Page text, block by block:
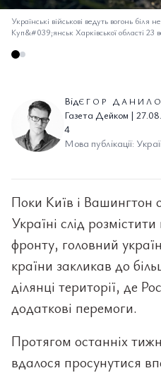
Українські військові ведуть вогонь біля
Куп&#039;янськ Харківської області 23
ВідЄГОР
Газета Дейком |
4
Мова публікації:
Поки Київ і Вашингтон
Україні слід розмістити
фронту, головний
країни закликав до
ділянці території, де
додаткові перемоги.
Протягом останніх
вдалося просунутися